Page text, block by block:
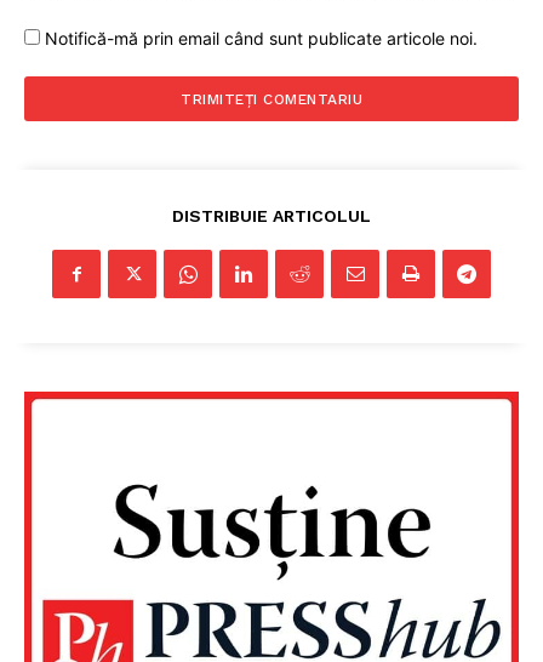
FREEDOM HOUSE ROMÂNIA
PRESShub
Notifică-mă prin email când sunt publicate articole noi.
DISTRIBUIE ARTICOLUL